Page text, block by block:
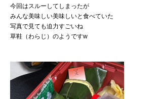
今回はスルーしてしまったが
みんな美味しい美味しいと食べていた
写真で見ても迫力すごいね
草鞋（わらじ）のようですw